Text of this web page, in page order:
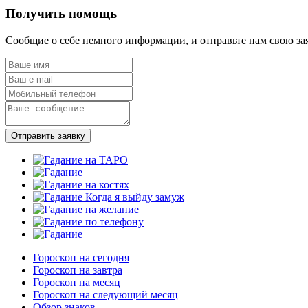
Получить помощь
Сообщие о себе немного информации, и отправьте нам свою
Отправить заявку
Гороскоп на сегодня
Гороскоп на завтра
Гороскоп на месяц
Гороскоп на следующий месяц